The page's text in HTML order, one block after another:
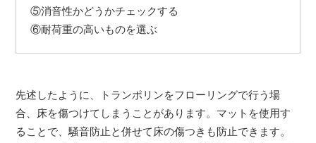
⑤消音性かどうかチェックする
⑥耐荷重の高いものを選ぶ
先述したように、トランポリンをフローリングで行う場
合、床を傷つけてしまうことがあります。マットを使用す
ることで、騒音防止と併せて床の傷つきも防止できます。